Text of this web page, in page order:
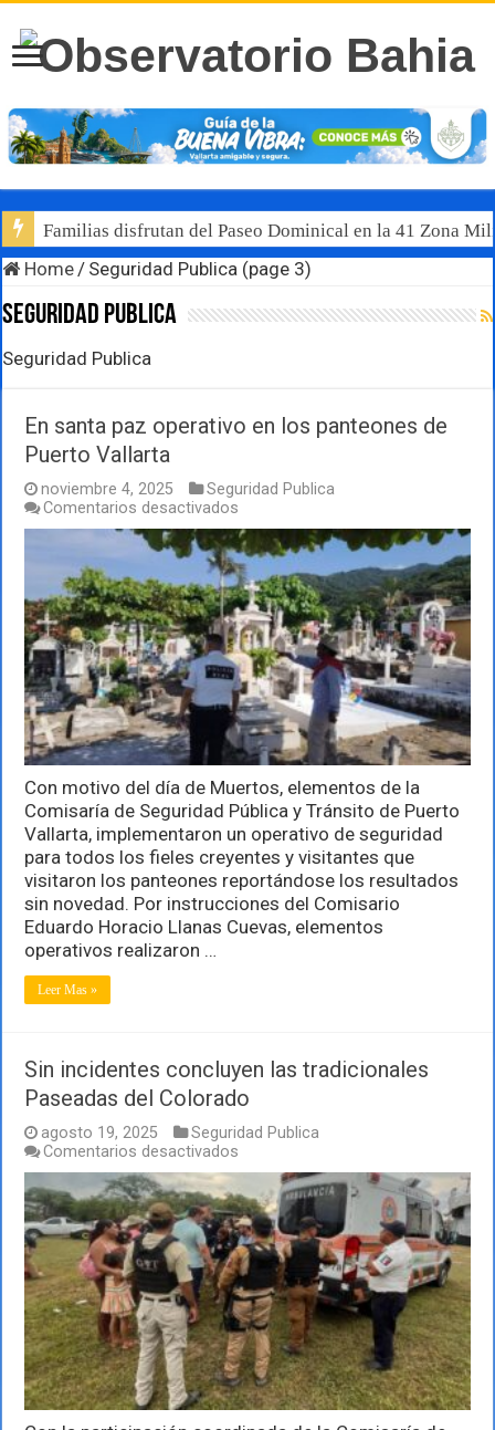
Familias disfrutan del Paseo Dominical en la 41 Zona
Luis Munguía destaca, junto al gobernador Pablo
Home / Seguridad Publica (page 3)
Seguridad Publica
Seguridad Publica
En santa paz operativo en los panteones de
Puerto Vallarta
noviembre 4, 2025
Seguridad Publica
Comentarios desactivados
En
santa
paz
operativo
en
los
panteones
de
Puerto
Vallarta
Con motivo del día de Muertos, elementos de la
Comisaría de Seguridad Pública y Tránsito de Puerto
Vallarta, implementaron un operativo de seguridad
para todos los fieles creyentes y visitantes que
visitaron los panteones reportándose los resultados
sin novedad. Por instrucciones del Comisario
Eduardo Horacio Llanas Cuevas, elementos
operativos realizaron …
Leer Mas »
Sin incidentes concluyen las tradicionales
Paseadas del Colorado
agosto 19, 2025
Seguridad Publica
Comentarios desactivados
Sin
incidentes
concluyen
las
tradicionales
Paseadas
del
Colorado